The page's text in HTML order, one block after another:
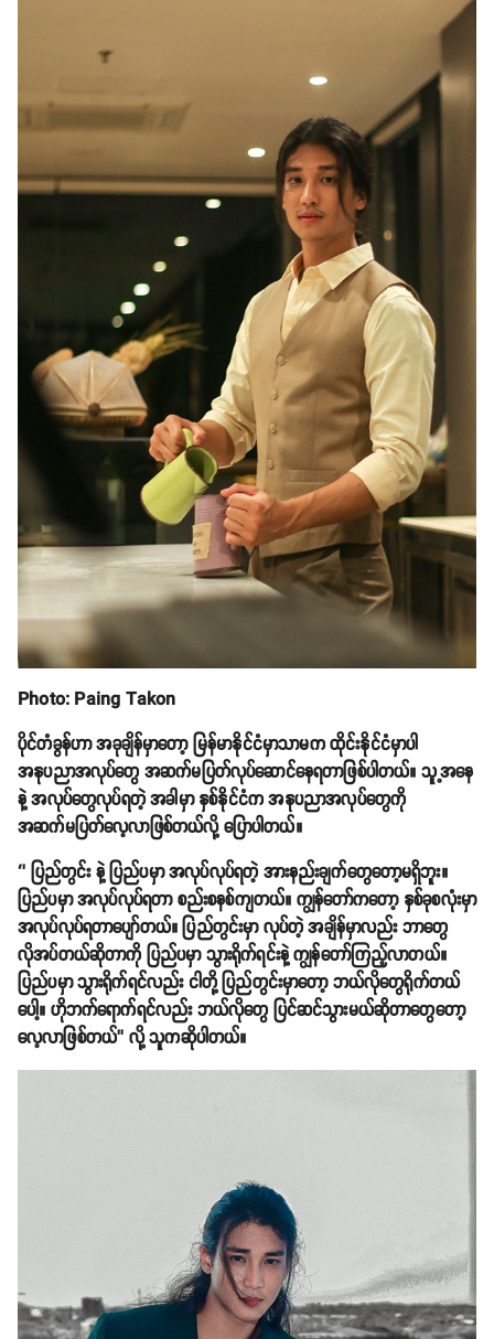
Photo: Paing Takon
ပိုင်တံခွန်ဟာ အခုချိန်မှာတော့ မြန်မာနိုင်ငံမှာသာမက ထိုင်းနိုင်ငံမှာပါ
အနုပညာအလုပ်တွေ အဆက်မပြတ်လုပ်ဆောင်နေရတာဖြစ်ပါတယ်။ သူ့အနေ
နဲ့ အလုပ်တွေလုပ်ရတဲ့ အခါမှာ နှစ်နိုင်ငံက အနုပညာအလုပ်တွေကို
အဆက်မပြတ်လေ့လာဖြစ်တယ်လို့ ပြောပါတယ်။
‘’ ပြည်တွင်း နဲ့ ပြည်ပမှာ အလုပ်လုပ်ရတဲ့ အားနည်းချက်တွေတော့မရှိဘူး။
ပြည်ပမှာ အလုပ်လုပ်ရတာ စည်းစနစ်ကျတယ်။ ကျွန်တော်ကတော့ နှစ်ခုစလုံးမှာ
အလုပ်လုပ်ရတာပျော်တယ်။ ပြည်တွင်းမှာ လုပ်တဲ့ အချိန်မှာလည်း ဘာတွေ
လိုအပ်တယ်ဆိုတာကို ပြည်ပမှာ သွားရိုက်ရင်းနဲ့ ကျွန်တော်ကြည့်လာတယ်။
ပြည်ပမှာ သွားရိုက်ရင်လည်း ငါတို့ ပြည်တွင်းမှာတော့ ဘယ်လိုတွေရိုက်တယ်
ပေါ့။ ဟိုဘက်ရောက်ရင်လည်း ဘယ်လိုတွေ ပြင်ဆင်သွားမယ်ဆိုတာတွေတော့
လေ့လာဖြစ်တယ်’’ လို့ သူကဆိုပါတယ်။